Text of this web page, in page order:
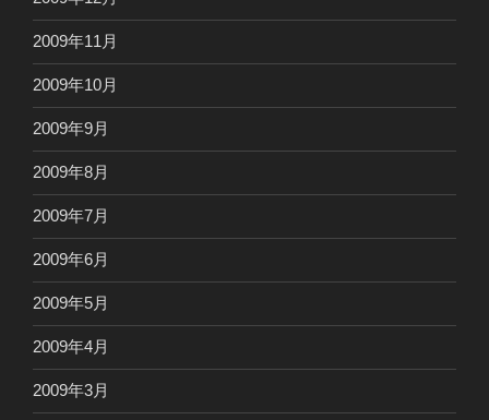
2009年11月
2009年10月
2009年9月
2009年8月
2009年7月
2009年6月
2009年5月
2009年4月
2009年3月